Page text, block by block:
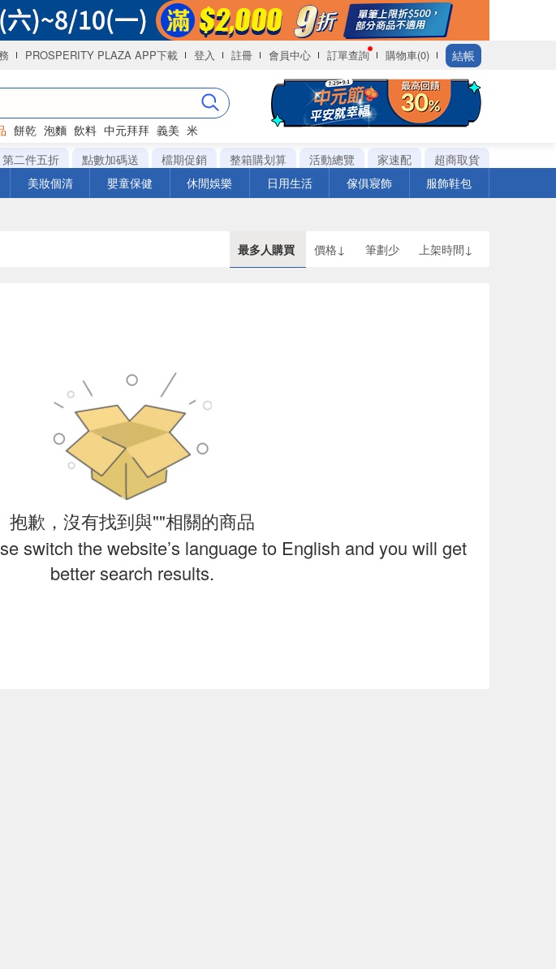
PROSPERITY PLAZA APP下載 登入 註冊 會員中心 訂單查詢 購物車(0) 結帳
餅乾 泡麵 飲料 中元拜拜 義美 米
第二件五折 點數加碼送 檔期促銷 整箱購划算 活動總覽 家速配
超商取貨
美妝個清 嬰童保健 休閒娛樂 日用生活 傢俱寢飾 服飾鞋包
最多人購買 價格↓ 筆劃少 上架時間↓
抱歉，沒有找到與""相關的商品
switch the website’s language to English and you will get
better search results.